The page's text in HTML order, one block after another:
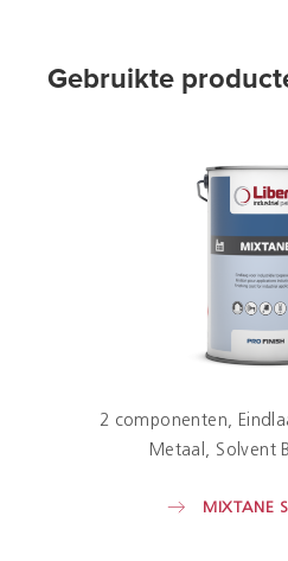
Gebruikte
2 componenten
Metaal
Solvent
MIXTANE